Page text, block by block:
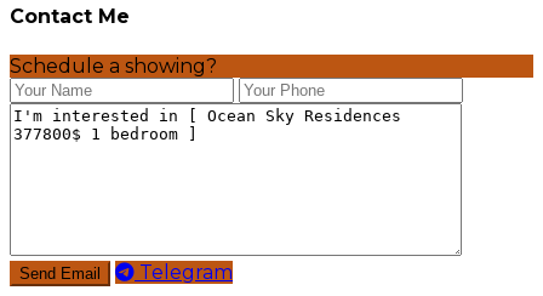
Contact Me
Schedule a showing?
Telegram